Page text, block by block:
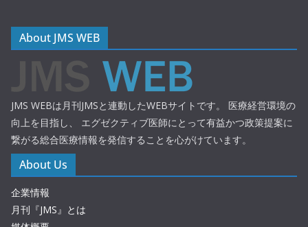
About JMS WEB
JMS WEBは月刊JMSと連動したWEBサイトです。 医療経営環境の
向上を目指し、 エグゼクティブ医師にとって有益かつ政策提案に
繋がる総合医療情報を発信することを心がけています。
About Us
企業情報
月刊『JMS』とは